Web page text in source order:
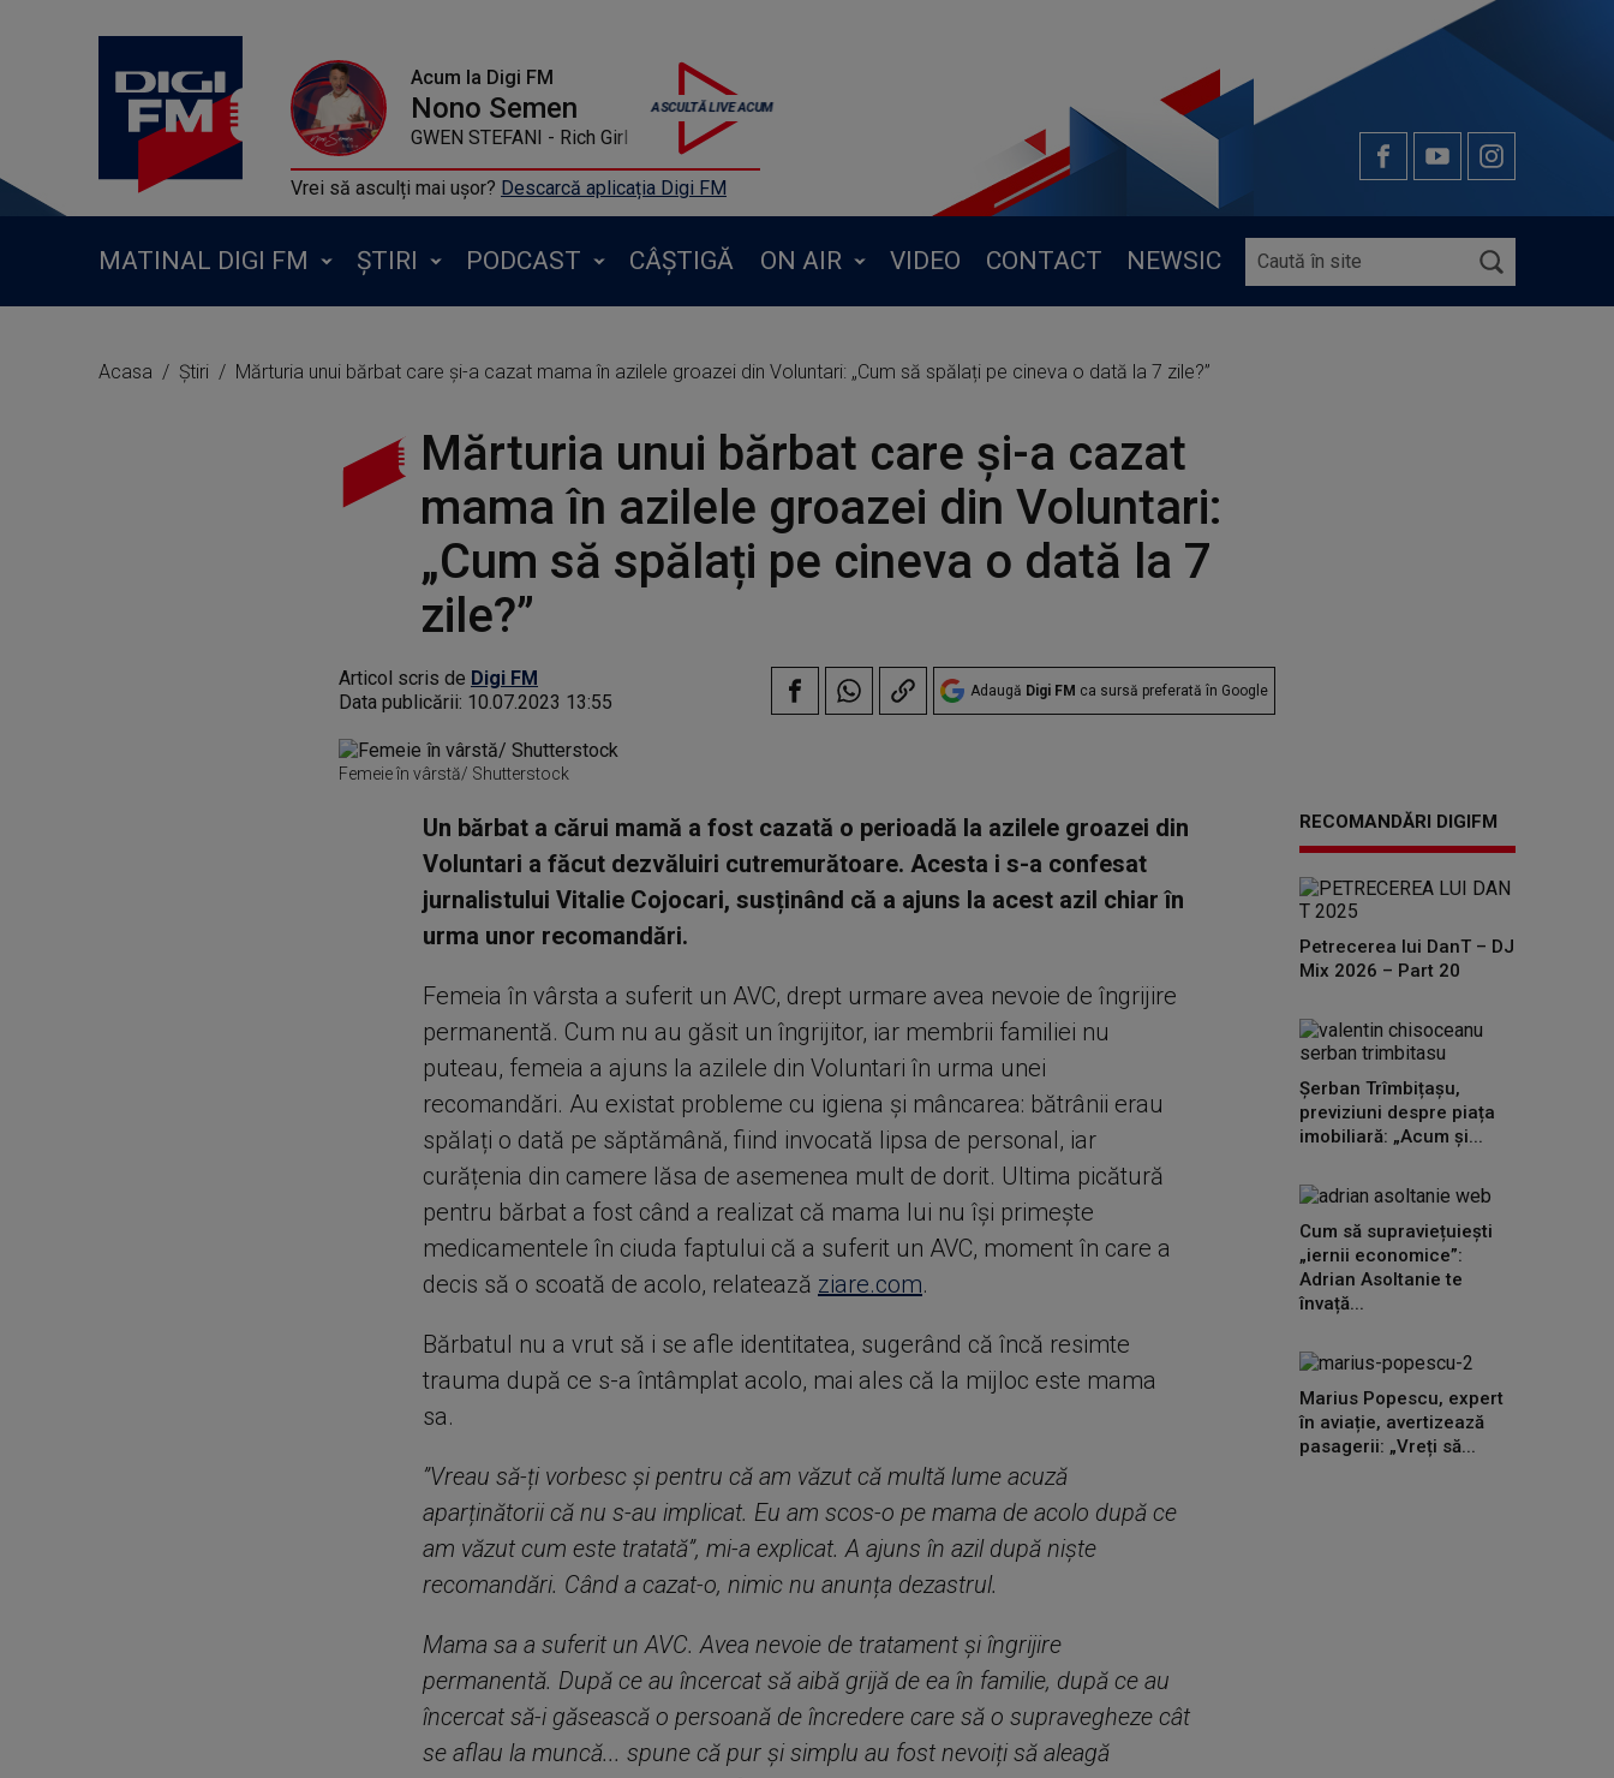
Acum la Digi FM
Nono Semen
GWEN STEFANI - Rich Girl
Vrei să asculți mai ușor? Descarcă aplicația Digi FM
MATINAL DIGI FM ȘTIRI PODCAST CÂȘTIGĂ ON AIR VIDEO CONTACT NEWSIC
Acasa Știri Mărturia unui bărbat care și-a cazat mama în azilele groazei din Voluntari: „Cum să spălați pe cineva o dată la 7 zile?”
Mărturia unui bărbat care și-a cazat
mama în azilele groazei din Voluntari:
„Cum să spălați pe cineva o dată la 7
zile?”
Articol scris de Digi FM
Data publicării: 10.07.2023 13:55 Adaugă Digi FM ca sursă preferată în Google
Femeie în vârstă/ Shutterstock
Un bărbat a cărui mamă a fost cazată o perioadă la azilele groazei din
Voluntari a făcut dezvăluiri cutremurătoare. Acesta i s-a confesat
jurnalistului Vitalie Cojocari, susținând că a ajuns la acest azil chiar în
urma unor recomandări.
Femeia în vârsta a suferit un AVC, drept urmare avea nevoie de îngrijire
permanentă. Cum nu au găsit un îngrijitor, iar membrii familiei nu
puteau, femeia a ajuns la azilele din Voluntari în urma unei
recomandări. Au existat probleme cu igiena și mâncarea: bătrânii erau
spălați o dată pe săptămână, fiind invocată lipsa de personal, iar
curățenia din camere lăsa de asemenea mult de dorit. Ultima picătură
pentru bărbat a fost când a realizat că mama lui nu își primește
medicamentele în ciuda faptului că a suferit un AVC, moment în care a
decis să o scoată de acolo, relatează ziare.com.
Bărbatul nu a vrut să i se afle identitatea, sugerând că încă resimte
trauma după ce s-a întâmplat acolo, mai ales că la mijloc este mama
sa.
”Vreau să-ți vorbesc și pentru că am văzut că multă lume acuză
aparținătorii că nu s-au implicat. Eu am scos-o pe mama de acolo după ce
am văzut cum este tratată”, mi-a explicat. A ajuns în azil după niște
recomandări. Când a cazat-o, nimic nu anunța dezastrul.
Mama sa a suferit un AVC. Avea nevoie de tratament și îngrijire
permanentă. După ce au încercat să aibă grijă de ea în familie, după ce au
încercat să-i găsească o persoană de încredere care să o supravegheze cât
se aflau la muncă... spune că pur și simplu au fost nevoiți să aleagă
RECOMANDĂRI DIGIFM
Petrecerea lui DanT – DJ
Mix 2026 – Part 20
Șerban Trîmbițașu,
previziuni despre piața
imobiliară: „Acum și...
Cum să supraviețuiești
„iernii economice”:
Adrian Asoltanie te
învață...
Marius Popescu, expert
în aviație, avertizează
pasagerii: „Vreți să...